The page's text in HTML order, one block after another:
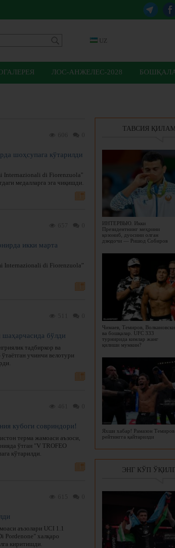
UZ
ЛОС-АНЖЕЛЕС-2028
ТАВСИЯ
ИНТЕРВЬЮ. Икки
Президентнинг меҳрини
қозониб, дуосини олган
дзюдочи — Ришод Собиров
Чимаев, Темиров, Волкановски
ва бошқалар. UFC 333
турнирида кимлар жанг
қилиши мумкин?
Яхши хабар! Рамазон Темиров
рейтингга қайтарилди
ЭНГ КЎП
шоҳсупага кўтарилди
Internazionali di Fiorenzuola"
медалларга эга чиқишди.
икки марта
Internazionali di Fiorenzuola”
бўлди
тадбиркор ва
учинчи велотури
кубоги совриндори!
терма жамоаси аъзоси,
ўтган "V TROFEO
кўтарилди.
аъзолари UCI 1.1
Pordenone" халқаро
киритишди.